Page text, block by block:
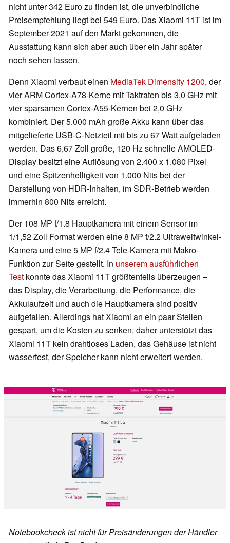
nicht unter 342 Euro zu finden ist, die unverbindliche
Preisempfehlung liegt bei 549 Euro. Das Xiaomi 11T ist im
September 2021 auf den Markt gekommen, die
Ausstattung kann sich aber auch über ein Jahr später
noch sehen lassen.
Denn Xiaomi verbaut einen MediaTek Dimensity 1200, der
vier ARM Cortex-A78-Kerne mit Taktraten bis 3,0 GHz mit
vier sparsamen Cortex-A55-Kernen bei 2,0 GHz
kombiniert. Der 5.000 mAh große Akku kann über das
mitgelieferte USB-C-Netzteil mit bis zu 67 Watt aufgeladen
werden. Das 6,67 Zoll große, 120 Hz schnelle AMOLED-
Display besitzt eine Auflösung von 2.400 x 1.080 Pixel
und eine Spitzenhelligkeit von 1.000 Nits bei der
Darstellung von HDR-Inhalten, im SDR-Betrieb werden
immerhin 800 Nits erreicht.
Der 108 MP f/1.8 Hauptkamera mit einem Sensor im
1/1,52 Zoll Format werden eine 8 MP f/2.2 Ultraweitwinkel-
Kamera und eine 5 MP f/2.4 Tele-Kamera mit Makro-
Funktion zur Seite gestellt. In unserem ausführlichen
Test konnte das Xiaomi 11T größtenteils überzeugen –
das Display, die Verarbeitung, die Performance, die
Akkulaufzeit und auch die Hauptkamera sind positiv
aufgefallen. Allerdings hat Xiaomi an ein paar Stellen
gespart, um die Kosten zu senken, daher unterstützt das
Xiaomi 11T kein drahtloses Laden, das Gehäuse ist nicht
wasserfest, der Speicher kann nicht erweitert werden.
Notebookcheck ist nicht für Preisänderungen der Händler